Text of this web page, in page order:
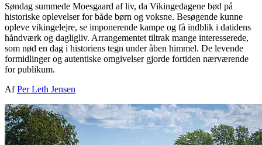
Søndag summede Moesgaard af liv, da Vikingedagene bød på
historiske oplevelser for både børn og voksne. Besøgende kunne
opleve vikingelejre, se imponerende kampe og få indblik i datidens
håndværk og dagligliv. Arrangementet tiltrak mange interesserede,
som nød en dag i historiens tegn under åben himmel. De levende
formidlinger og autentiske omgivelser gjorde fortiden nærværende
for publikum.
AfPer Leth Jensen